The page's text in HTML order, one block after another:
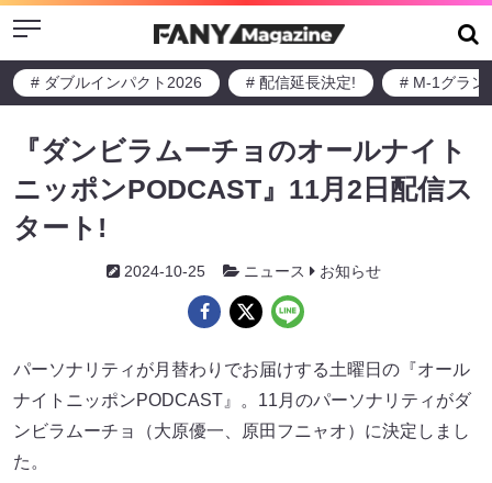
Menu
# ダブルインパクト2026 # 配信延長決定! # M-1グラン
『ダンビラムーチョのオールナイト
ニッポンPODCAST』11月2日配信ス
タート!
2024-10-25 ニュース お知らせ
パーソナリティが月替わりでお届けする土曜日の『オール
ナイトニッポンPODCAST』。11月のパーソナリティがダ
ンビラムーチョ（大原優一、原田フニャオ）に決定しまし
た。